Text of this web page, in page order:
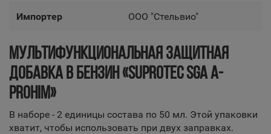
Импортер ООО "Стельвио"
МУЛЬТИФУНКЦИОНАЛЬНАЯ ЗАЩИТНАЯ
ДОБАВКА В БЕНЗИН «SUPROTEC SGA A-
PROHIM»
В наборе - 2 единицы состава по 50 мл. Этой упаковки
хватит, чтобы использовать при двух заправках.